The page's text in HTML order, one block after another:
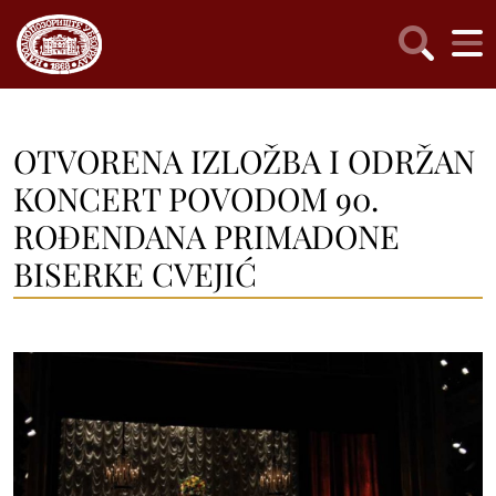
OTVORENA IZLOŽBA I ODRŽAN
KONCERT POVODOM 90.
ROĐENDANA PRIMADONE
BISERKE CVEJIĆ